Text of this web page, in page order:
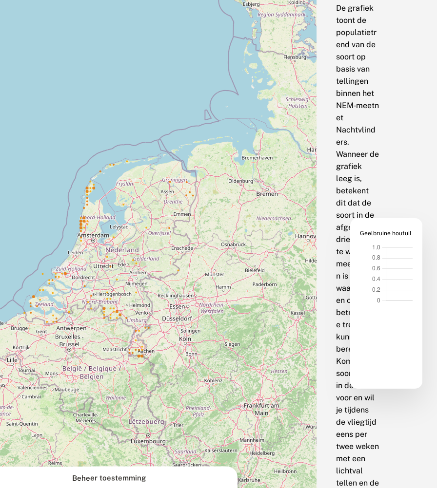
Beheer toestemming
De grafiek
toont de
populatietr
end van de
soort op
basis van
tellingen
binnen het
NEM‑meetn
et
Nachtvlind
ers.
Wanneer de
grafiek
leeg is,
betekent
dit dat de
soort in de
afgelopen
drie jaar op
te weinig
meetpunte
n is
waargenom
en om een
betrouwbar
e trend te
kunnen
berekenen.
Komt de
soort bij jou
in de buurt
voor en wil
je tijdens
de vliegtijd
eens per
twee weken
met een
lichtval
tellen en de
Geelbruine houtuil